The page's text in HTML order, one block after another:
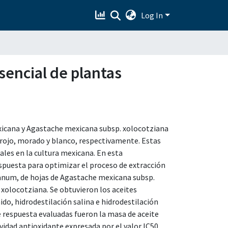
Log In
de plantas
y Agastache mexicana subsp. xolocotziana
morado y blanco, respectivamente. Estas
en la cultura mexicana. En esta
para optimizar el proceso de extracción
de hojas de Agastache mexicana subsp.
Se obtuvieron los aceites
hidrodestilación salina e hidrodestilación
evaluadas fueron la masa de aceite
antioxidante expresada por el valor IC50,